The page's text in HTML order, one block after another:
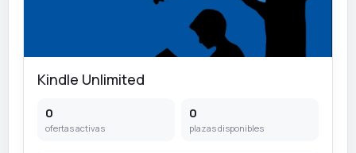
Kindle Unlimited
0
ofertas activas
0
plazas disponibles